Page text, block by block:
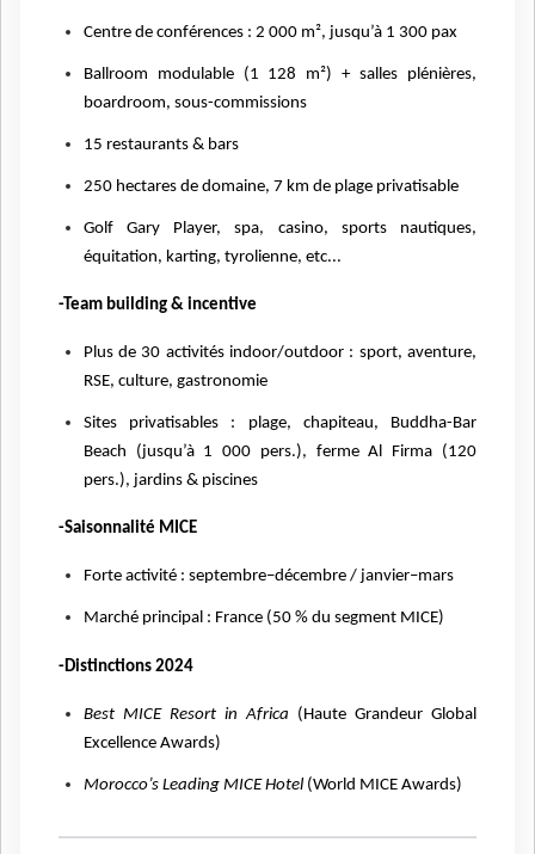
Centre de conférences : 2 000 m², jusqu’à 1 300 pax
Ballroom modulable (1 128 m²) + salles plénières,
boardroom, sous-commissions
15 restaurants & bars
250 hectares de domaine, 7 km de plage privatisable
Golf Gary Player, spa, casino, sports nautiques,
équitation, karting, tyrolienne, etc...
-Team building & incentive
Plus de 30 activités indoor/outdoor : sport, aventure,
RSE, culture, gastronomie
Sites privatisables : plage, chapiteau, Buddha-Bar
Beach (jusqu’à 1 000 pers.), ferme Al Firma (120
pers.), jardins & piscines
-Saisonnalité MICE
Forte activité : septembre–décembre / janvier–mars
Marché principal : France (50 % du segment MICE)
-Distinctions 2024
Best MICE Resort in Africa (Haute Grandeur Global
Excellence Awards)
Morocco’s Leading MICE Hotel(World MICE Awards)